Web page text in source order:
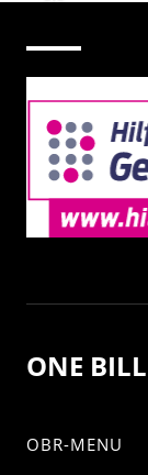
ONE
OBR-MENU